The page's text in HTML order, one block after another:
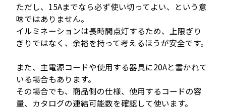
ただし、15Aまでなら必ず使い切ってよい、という意
味ではありません。
イルミネーションは長時間点灯するため、上限ぎり
ぎりではなく、余裕を持って考えるほうが安全です。
また、主電源コードや使用する器具に20Aと書かれて
いる場合もあります。
その場合でも、商品側の仕様、使用するコードの容
量、カタログの連結可能数を確認して使います。